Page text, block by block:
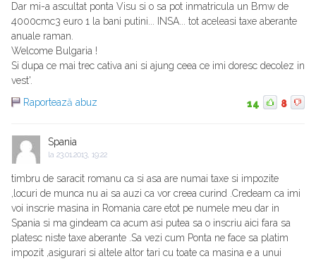
Dar mi-a ascultat ponta Visu si o sa pot inmatricula un Bmw de
4000cmc3 euro 1 la bani putini... INSA... tot aceleasi taxe aberante
anuale raman.
Welcome Bulgaria !
Si dupa ce mai trec cativa ani si ajung ceea ce imi doresc decolez in
vest'.
Raportează abuz
14 8
Spania
la 23.01.2013, 19:22
timbru de saracit romanu ca si asa are numai taxe si impozite
,locuri de munca nu ai sa auzi ca vor creea curind .Credeam ca imi
voi inscrie masina in Romania care etot pe numele meu dar in
Spania si ma gindeam ca acum asi putea sa o inscriu aici fara sa
platesc niste taxe aberante .Sa vezi cum Ponta ne face sa platim
impozit ,asigurari si altele altor tari cu toate ca masina e a unui